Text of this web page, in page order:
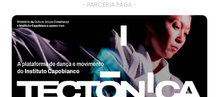
- PARCERIA PAGA -